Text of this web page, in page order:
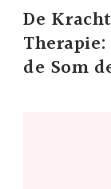
De
de Som